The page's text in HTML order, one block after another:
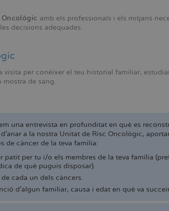
amb els professionals i els mitjans
decisions adequades.
per conèixer el teu historial familiar,
de sang.
una entrevista en profunditat en què es
d'anar a la nostra Unitat de Risc Oncològic,
de càncer de la teva família:
patit per tu i/o els membres de la teva família
de què puguis disposar).
cada un dels càncers.
d'algun familiar, causa i edat en què va